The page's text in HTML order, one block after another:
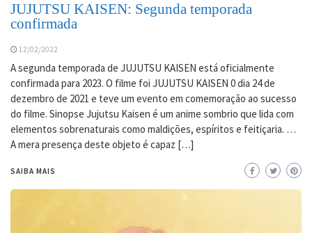
JUJUTSU KAISEN: Segunda temporada
confirmada
12/02/2022
A segunda temporada de JUJUTSU KAISEN está oficialmente
confirmada para 2023. O filme foi JUJUTSU KAISEN 0 dia 24 de
dezembro de 2021 e teve um evento em comemoração ao sucesso
do filme. Sinopse Jujutsu Kaisen é um anime sombrio que lida com
elementos sobrenaturais como maldições, espíritos e feitiçaria. …
A mera presença deste objeto é capaz […]
SAIBA MAIS